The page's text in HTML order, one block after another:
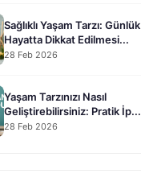
Sağlıklı Yaşam Tarzı: Günlük
Hayatta Dikkat Edilmesi...
28 Feb 2026
Yaşam Tarzınızı Nasıl
Geliştirebilirsiniz: Pratik İp...
28 Feb 2026